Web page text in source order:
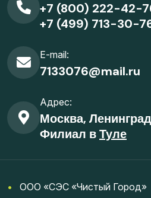
+7 (800) 222-42-
+7 (499) 713-30-
E-mail:
7133076@mail.ru
Адрес:
Москва,
Филиал вТуле
• ООО «СЭС «Чистый Город»